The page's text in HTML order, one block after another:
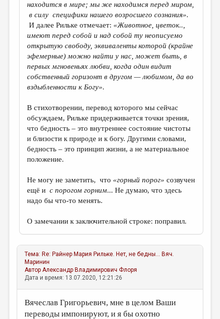
находится в мире; мы же находимся перед миром,
в силу специфики нашего возросшего сознания».
И далее Рильке отмечает: «Животное, цветок..,
имеют перед собой и над собой ту неописуемо
открытую свободу, эквиваленты кото­рой (крайне
эфемерные) можно найти у нас, может быть, в
первых мгновеньях любви, когда один видит
собст­венный горизонт в другом — любимом, да во
вздыбленности к Богу».
В стихотворении, перевод которого мы сейчас
обсуждаем, Рильке придерживается точки зрения,
что бедность – это внутреннее состояние чистоты
и близости к природе и к богу. Другими словами,
бедность – это принцип жизни, а не материальное
положение.
Не могу не заметить, что «горный порог» созвучен
ещё ис порогом горним... Не думаю, что здесь
надо бы что-то менять.
О замечании к заключительной строке: поправил.
Тема: Re: Райнер Мария Рильке. Нет, не бедны... Вяч.
Маринин
АвторАлександр Владимирович Флоря
Дата и время: 13.07.2020, 12:21:26
Вячеслав Григорьевич, мне в целом Ваши
переводы импонируют, и я бы охотно